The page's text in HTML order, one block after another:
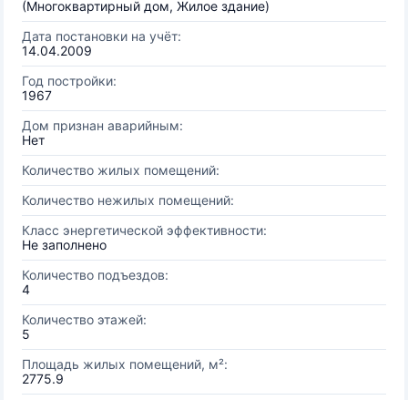
(Многоквартирный дом, Жилое здание)
Дата постановки на учёт:
14.04.2009
Год постройки:
1967
Дом признан аварийным:
Нет
Количество жилых помещений:
Количество нежилых помещений:
Класс энергетической эффективности:
Не заполнено
Количество подъездов:
4
Количество этажей:
5
Площадь жилых помещений, м²:
2775.9